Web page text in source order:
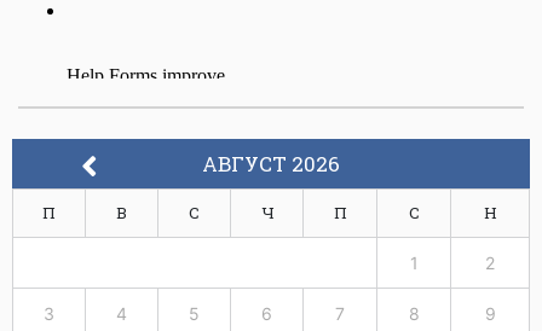
АВГУСТ 2026
П В С Ч П С Н
1 2
3 4 5 6 7 8 9